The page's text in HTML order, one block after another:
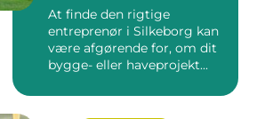
At finde den rigtige
entreprenør i Silkeborg kan
være afgørende for, om dit
bygge- eller haveprojekt...